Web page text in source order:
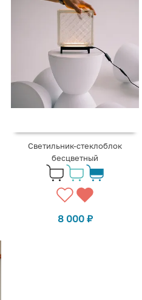
Светильник-стеклоблок
бесцветный
8 000 ₽